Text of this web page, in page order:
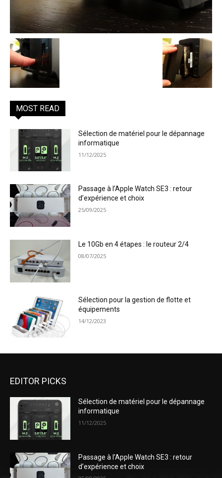
MOST READ
Sélection de matériel pour le dépannage
informatique
11/12/2025
Passage à l’Apple Watch SE3 : retour
d’expérience et choix
25/09/2025
Le 10Gb en 4 étapes : le routeur 2/4
08/07/2025
Sélection pour la gestion de flotte et
équipements
14/12/2023
EDITOR PICKS
Sélection de matériel pour le dépannage
informatique
11/12/2025
Passage à l’Apple Watch SE3 : retour
d’expérience et choix